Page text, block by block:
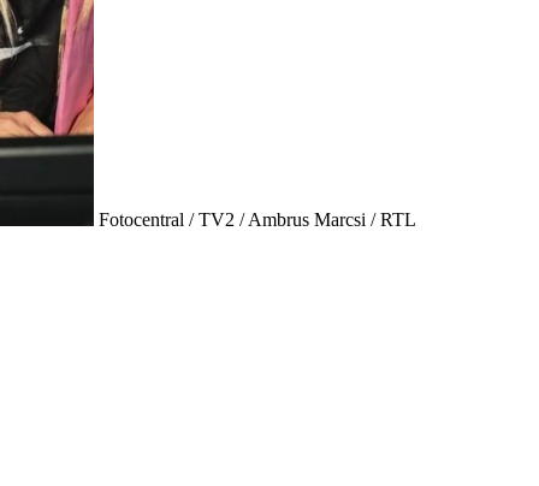
Fotocentral / TV2 / Ambrus Marcsi / RTL